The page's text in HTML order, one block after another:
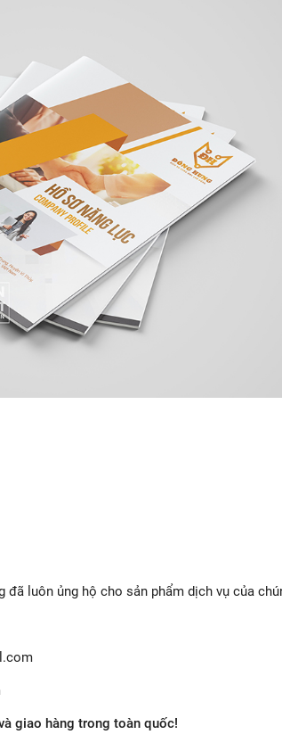
đã luôn ủng hộ cho sản phẩm dịch vụ của
giao hàng trong toàn quốc!